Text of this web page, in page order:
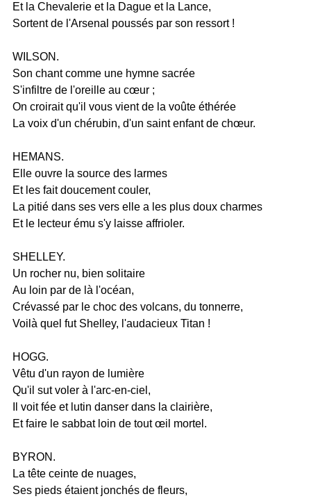
Et la Chevalerie et la Dague et la Lance,
Sortent de l'Arsenal poussés par son ressort !
WILSON.
Son chant comme une hymne sacrée
S'infiltre de l'oreille au cœur ;
On croirait qu'il vous vient de la voûte éthérée
La voix d'un chérubin, d'un saint enfant de chœur.
HEMANS.
Elle ouvre la source des larmes
Et les fait doucement couler,
La pitié dans ses vers elle a les plus doux charmes
Et le lecteur ému s'y laisse affrioler.
SHELLEY.
Un rocher nu, bien solitaire
Au loin par de là l'océan,
Crévassé par le choc des volcans, du tonnerre,
Voilà quel fut Shelley, l'audacieux Titan !
HOGG.
Vêtu d'un rayon de lumière
Qu'il sut voler à l'arc-en-ciel,
Il voit fée et lutin danser dans la clairière,
Et faire le sabbat loin de tout œil mortel.
BYRON.
La tête ceinte de nuages,
Ses pieds étaient jonchés de fleurs,